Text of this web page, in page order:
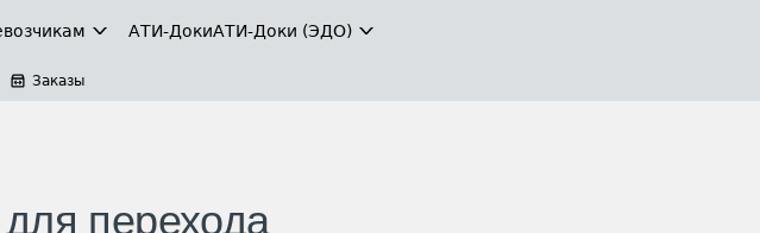
АТИ-ДокиАТИ-Доки (ЭДО)
Заказы
перехода